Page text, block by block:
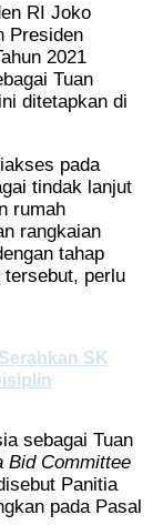
RI Joko
Presiden
2021
Tuan
ditetapkan di
pada
tindak lanjut
rumah
rangkaian
tahap
tersebut, perlu
SK
sebagai Tuan
BidCommittee
Panitia
pada Pasal